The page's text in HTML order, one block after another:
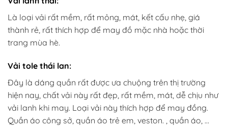
Là loại vải rất mềm, rất mỏng, mát, kết cấu nhẹ, giá
thành rẻ, rất thích hợp để may đồ mặc nhà hoặc thời
trang mùa hè.
Vải tole thái lan:
Đây là dáng quần rất được ưa chuộng trên thị trường
hiện nay, chất vải này rất đẹp, rất mềm, mát, dễ chịu như
vải lanh khi may. Loại vải này thích hợp để may đồng.
Quần áo công sở, quần áo trẻ em, veston. , quần áo, …